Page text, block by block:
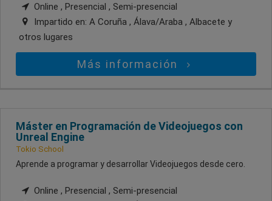
Online , Presencial , Semi-presencial
Impartido en: A Coruña , Álava/Araba , Albacete y
otros lugares
Más información
Máster en Programación de Videojuegos con
Unreal Engine
Tokio School
Aprende a programar y desarrollar Videojuegos desde cero.
Online , Presencial , Semi-presencial